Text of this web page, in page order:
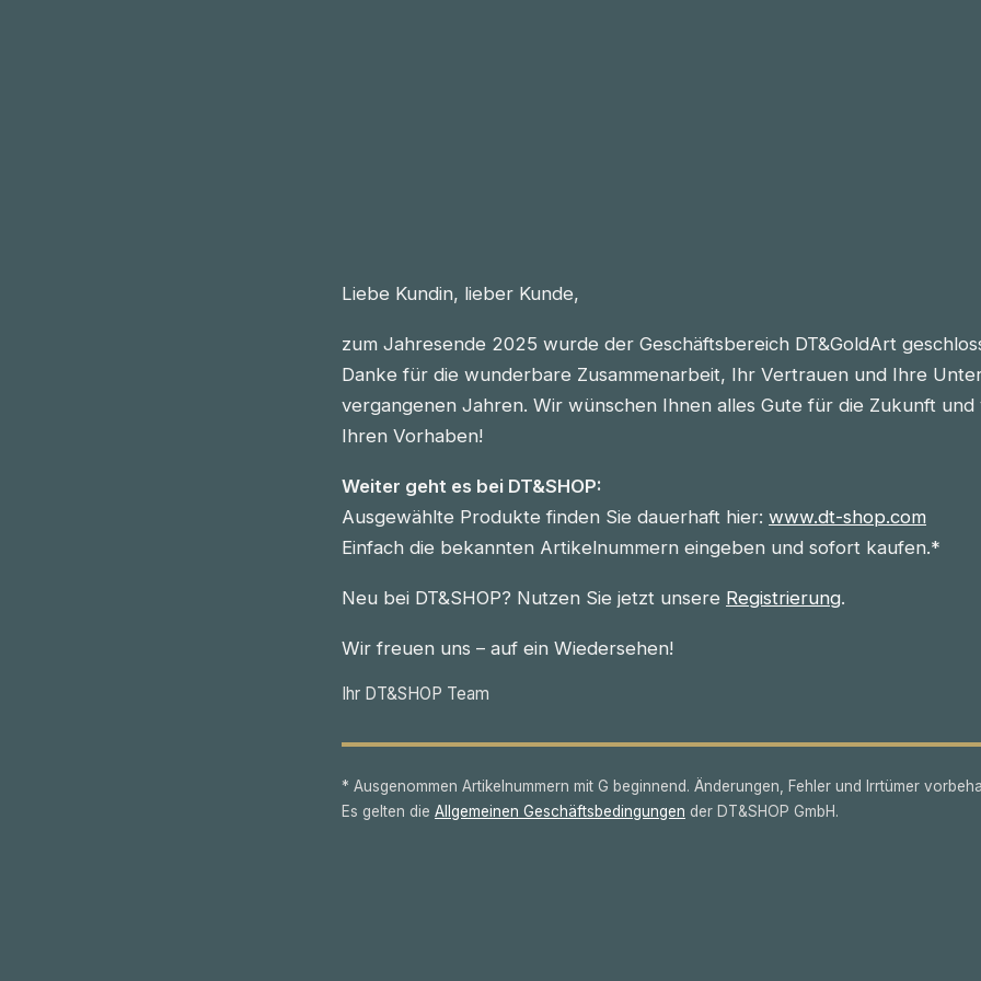
Liebe Kundin, lieber Kunde,
zum Jahresende 2025 wurde der Geschäftsbereich DT&GoldArt
Danke für die wunderbare Zusammenarbeit, Ihr Vertrauen und Ihre
vergangenen Jahren. Wir wünschen Ihnen alles Gute für die Zukunft und
Ihren Vorhaben!
Weiter geht es bei DT&SHOP:
Ausgewählte Produkte finden Sie dauerhaft hier: www.dt-shop.com
Einfach die bekannten Artikelnummern eingeben und sofort kaufen.*
Neu bei DT&SHOP? Nutzen Sie jetzt unsere Registrierung.
Wir freuen uns – auf ein Wiedersehen!
Ihr DT&SHOP Team
* Ausgenommen Artikelnummern mit G beginnend. Änderungen, Fehler und Irrtümer
Es gelten die Allgemeinen Geschäftsbedingungen der DT&SHOP GmbH.